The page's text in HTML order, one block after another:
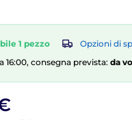
1 pezzo
Opzioni di
16:00, consegna prevista: da